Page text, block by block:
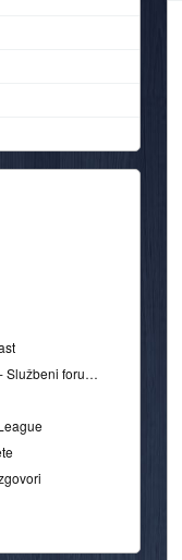
Dinamo To Smo Mi - Službeni forum udruge